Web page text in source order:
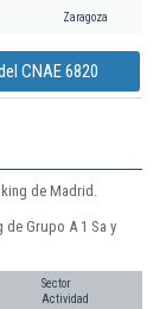
Zaragoza
CNAE 6820
de Madrid.
Grupo A 1 Sa y
Sector
Actividad